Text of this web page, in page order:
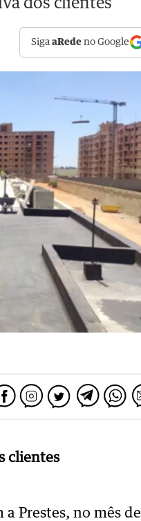
dos clientes
SigaaRede no Google
clientes
Prestes, no mês de